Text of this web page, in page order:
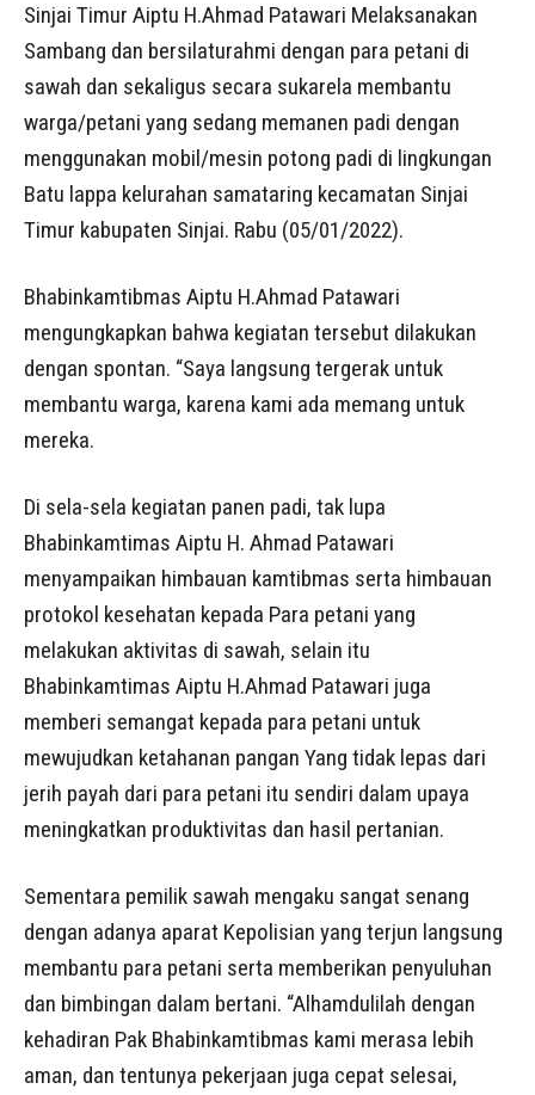
Sinjai Timur Aiptu H.Ahmad Patawari Melaksanakan
Sambang dan bersilaturahmi dengan para petani di
sawah dan sekaligus secara sukarela membantu
warga/petani yang sedang memanen padi dengan
menggunakan mobil/mesin potong padi di lingkungan
Batu lappa kelurahan samataring kecamatan Sinjai
Timur kabupaten Sinjai. Rabu (05/01/2022).
Bhabinkamtibmas Aiptu H.Ahmad Patawari
mengungkapkan bahwa kegiatan tersebut dilakukan
dengan spontan. “Saya langsung tergerak untuk
membantu warga, karena kami ada memang untuk
mereka.
Di sela-sela kegiatan panen padi, tak lupa
Bhabinkamtimas Aiptu H. Ahmad Patawari
menyampaikan himbauan kamtibmas serta himbauan
protokol kesehatan kepada Para petani yang
melakukan aktivitas di sawah, selain itu
Bhabinkamtimas Aiptu H.Ahmad Patawari juga
memberi semangat kepada para petani untuk
mewujudkan ketahanan pangan Yang tidak lepas dari
jerih payah dari para petani itu sendiri dalam upaya
meningkatkan produktivitas dan hasil pertanian.
Sementara pemilik sawah mengaku sangat senang
dengan adanya aparat Kepolisian yang terjun langsung
membantu para petani serta memberikan penyuluhan
dan bimbingan dalam bertani. “Alhamdulilah dengan
kehadiran Pak Bhabinkamtibmas kami merasa lebih
aman, dan tentunya pekerjaan juga cepat selesai,